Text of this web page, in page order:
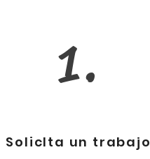
1.
SolicIta un trabajo